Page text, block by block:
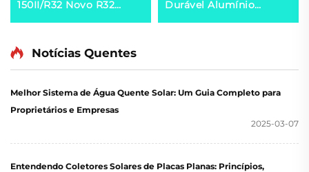
150II/R32 Novo R32
Inversor DC Completo
Tecnologia Inverter +
Durável Alumínio
Fundido por Injeção
Notícias Quentes
Melhor Sistema de Água Quente Solar: Um Guia Completo para
Proprietários e Empresas
2025-03-07
Entendendo Coletores Solares de Placas Planas: Princípios,